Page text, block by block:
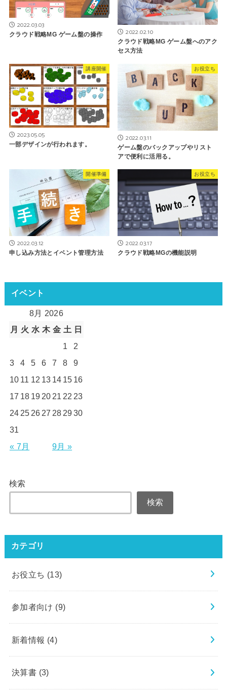
2022.03.03
クラウド戦略MG ゲーム盤の操作 2022.02.10
クラウド戦略MG ゲーム盤へのアク
セス方法
講座開催
2023.05.05
一部デザインが行われます。
お役立ち
2022.03.11
ゲーム盤のバックアップやリスト
アで便利に活用る。
開催準備
2022.03.12
申し込み方法とイベント管理方法
お役立ち
2022.03.17
クラウド戦略MGの機能説明
イベント
8月 2026
月 火 水 木 金 土 日
1
2
3
4 5 6 7 8
9
10 11 12 13 14 15 16
17 18 19 20 21 22 23
24 25 26 27 28 2930
31
« 7月
9月 »
検索
検索
カテゴリ
お役立ち (13)
参加者向け (9)
新着情報 (4)
決算書 (3)